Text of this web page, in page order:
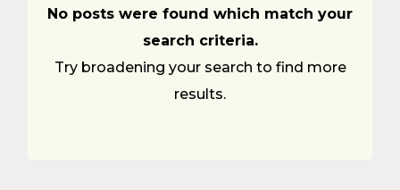
No posts were found which match your
search criteria.
Try broadening your search to find more
results.